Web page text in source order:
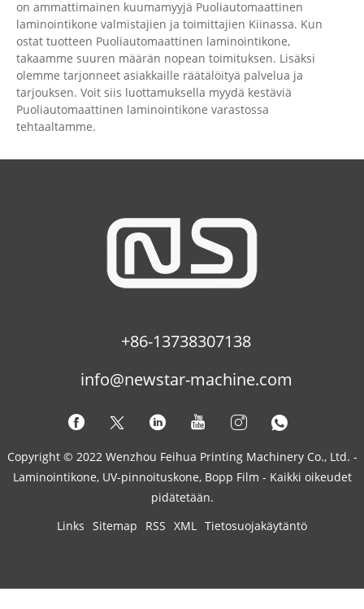
on ammattimainen kuumamyyjä Puoliautomaattinen
laminointikone valmistajien ja toimittajien Kiinassa. Kun
ostat tuotteen Puoliautomaattinen laminointikone,
takaamme suuren määrän nopean toimituksen. Lisäksi
olemme tarjonneet asiakkaille räätälöityä palvelua ja
tarjouksen. Voit siis luottamuksella myydä kestäviä
Puoliautomaattinen laminointikone varastossa
tehtaaltamme.
+86-13738307138
info@newstar-machine.com
Copyright © 2022 Wenzhou Feihua Printing Machinery Co., Ltd. -
Laminointikone, UV-pinnoituskone, Bopp Film - Kaikki oikeudet
pidätetään.
Links Sitemap RSS XML Tietosuojakäytäntö